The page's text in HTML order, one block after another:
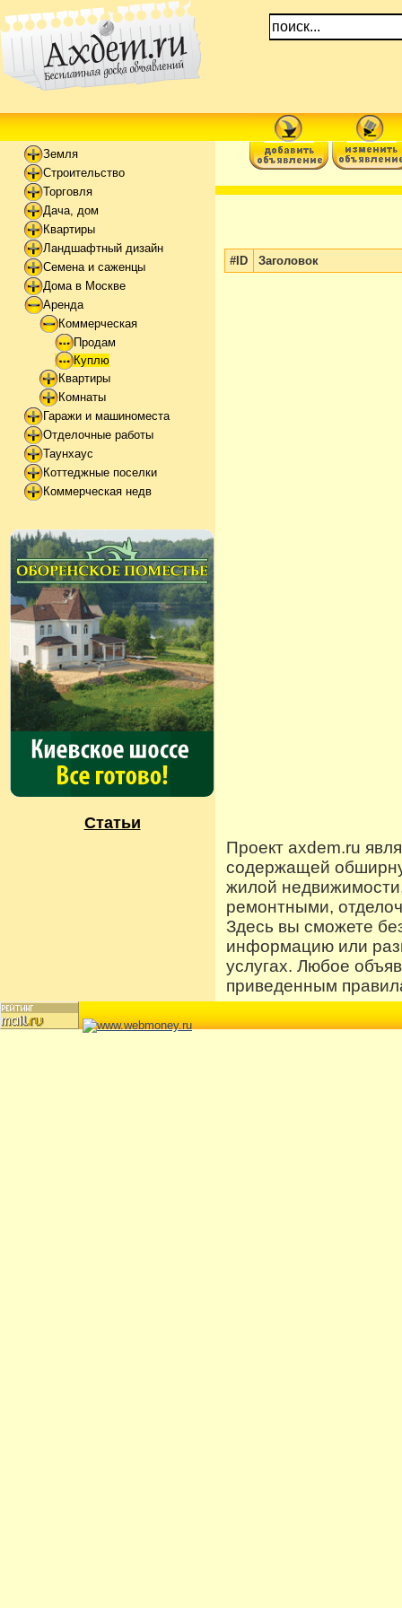
Земля
Строительство
Торговля
Дача, дом
Квартиры
Ландшафтный дизайн
Семена и саженцы
Дома в Москве
Аренда
Коммерческая
Продам
Куплю
Квартиры
Комнаты
Гаражи и машиноместа
Отделочные работы
Таунхаус
Коттеджные поселки
Коммерческая недв
Статьи
#ID Заголовок
Проект axdem.ru
содержащей
жилой
ремонтными,
Здесь вы сможете
информацию или
услугах. Любое
приведенным